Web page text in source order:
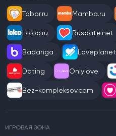
Tabor.ru Mamba.ru
Loloo.ru Rusdate.net
Badanga Loveplanet
Dating Onlylove
Bez-kompleksov.com
ИГРОВАЯ ЗОНА